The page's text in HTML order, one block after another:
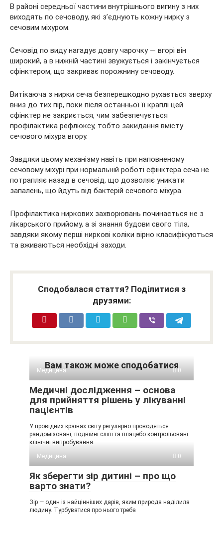
В районі середньої частини внутрішнього вигину з них
виходять по сечоводу, які з’єднують кожну нирку з
сечовим міхуром.
Сечовід по виду нагадує довгу чарочку — вгорі він
широкий, а в нижній частині звужується і закінчується
сфінктером, що закриває порожнину сечоводу.
Витікаюча з нирки сеча безперешкодно рухається зверху
вниз до тих пір, поки після останньої її краплі цей
сфінктер не закриється, чим забезпечується
профілактика рефлюксу, тобто закидання вмісту
сечового міхура вгору.
Завдяки цьому механізму навіть при наповненому
сечовому міхурі при нормальній роботі сфінктера сеча не
потрапляє назад в сечовід, що дозволяє уникати
запалень, що йдуть від бактерій сечового міхура.
Профілактика ниркових захворювань починається не з
лікарського прийому, а зі знання будови свого тіла,
завдяки якому перші ниркові коліки вірно класифікуються
та вживаються необхідні заходи.
Сподобалася стаття? Поділитися з
друзями:
Вам також може сподобатися
Медицина 0
Медичні дослідження – основа
для прийняття рішень у лікуванні
пацієнтів
У провідних країнах світу регулярно проводяться
рандомізовані, подвійні сліпі та плацебо контрольовані
клінічні випробування.
Медицина
0
Як зберегти зір дитині – про що
варто знати?
Зір — один із найцінніших дарів, яким природа наділила
людину. Турбуватися про нього треба